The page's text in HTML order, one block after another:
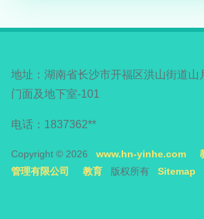
地址：湖南省长沙市开福区洪山街道山
门面及地下室-101
电话：1837362**
Copyright © 2026 www.hn-yinhe.com
管理有限公司
教育 版权所有 Sitemap